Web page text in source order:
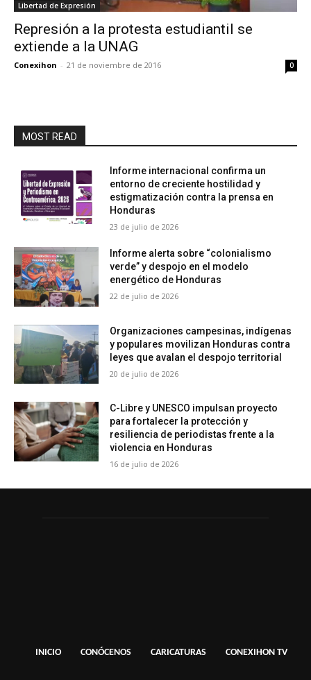
Libertad de Expresión
Represión a la protesta estudiantil se
extiende a la UNAG
Conexihon - 21 de noviembre de 2016 0
MOST READ
Informe internacional confirma un
entorno de creciente hostilidad y
estigmatización contra la prensa en
Honduras
23 de julio de 2026
Informe alerta sobre “colonialismo
verde” y despojo en el modelo
energético de Honduras
22 de julio de 2026
Organizaciones campesinas, indígenas
y populares movilizan Honduras contra
leyes que avalan el despojo territorial
20 de julio de 2026
C-Libre y UNESCO impulsan proyecto
para fortalecer la protección y
resiliencia de periodistas frente a la
violencia en Honduras
16 de julio de 2026
INICIO CONÓCENOS CARICATURAS CONEXIHON TV